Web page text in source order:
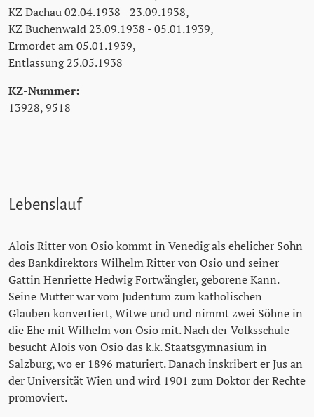
KZ Dachau 02.04.1938 - 23.09.1938,
KZ Buchenwald 23.09.1938 - 05.01.1939,
Ermordet am 05.01.1939,
Entlassung 25.05.1938
KZ-Nummer:
13928, 9518
Lebenslauf
Alois Ritter von Osio kommt in Venedig als ehelicher Sohn
des Bankdirektors Wilhelm Ritter von Osio und seiner
Gattin Henriette Hedwig Fortwängler, geborene Kann.
Seine Mutter war vom Judentum zum katholischen
Glauben konvertiert, Witwe und und nimmt zwei Söhne in
die Ehe mit Wilhelm von Osio mit. Nach der Volksschule
besucht Alois von Osio das k.k. Staatsgymnasium in
Salzburg, wo er 1896 maturiert. Danach inskribert er Jus an
der Universität Wien und wird 1901 zum Doktor der Rechte
promoviert.